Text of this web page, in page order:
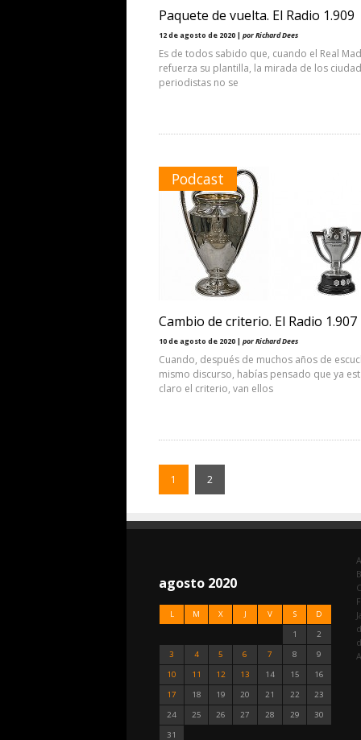
Paquete de vuelta. El Radio 1.909
12 de agosto de 2020 | por Richard Dees
Es de todos sabido que, cuando el Real
refuerza su plantilla, la mirada de los
periodistas no se
Podcast
Cambio de criterio. El Radio 1.907
10 de agosto de 2020 | por Richard Dees
Cuando, después de muchos años de
mismo discurso, habías pensado que ya
claro el criterio, van ellos
1 2
agosto 2020
L M X J V S D
1
2
3
4 5 6 7 8
9
10
11 12 13 14 15
16
17
18 19 20 21 22
23
24
25 26 27 28 29
30
31